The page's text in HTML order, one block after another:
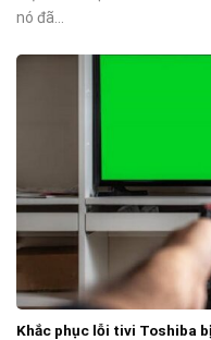
nó đã...
Khắc phục lỗi tivi Toshiba